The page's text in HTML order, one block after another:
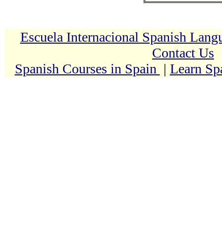
Escuela Internacional Spanish
Contact Us
Spanish Courses in Spain | Learn